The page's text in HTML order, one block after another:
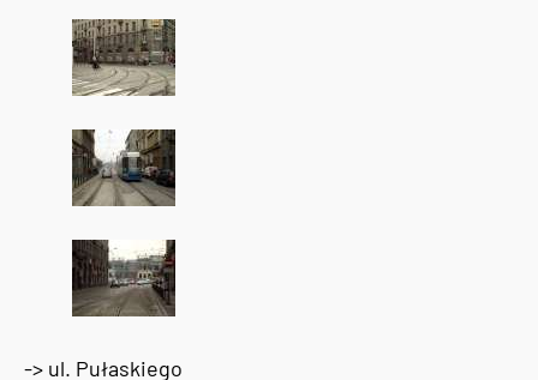
-> ul. Pułaskiego